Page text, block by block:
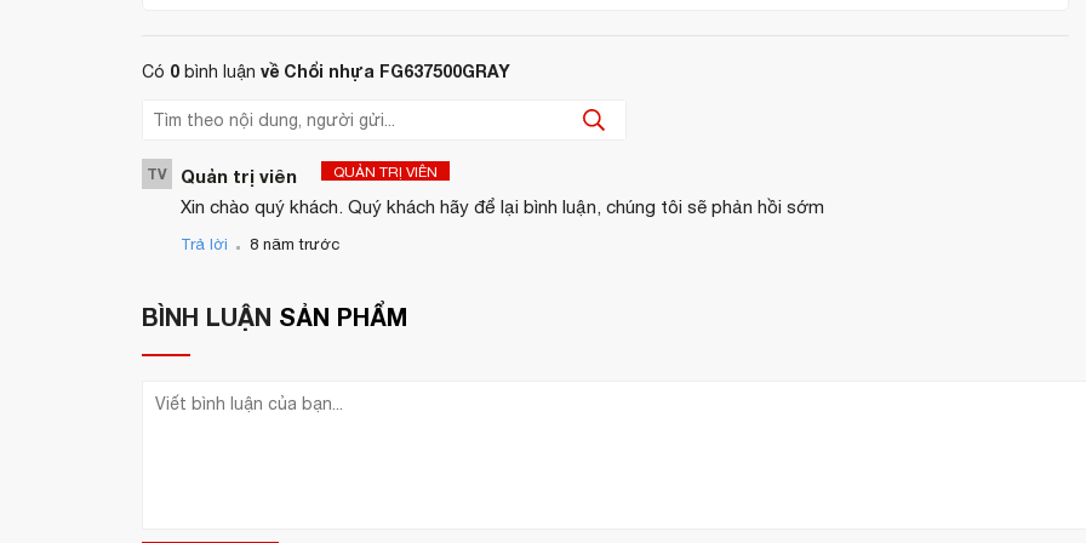
Hotline: 0944 495 054 / 0904 886 341
Website:https://hoanmyhotelsupply.com
Email:info@hoanmyhotelsupply.com
Có 0 bình luận về Chổi nhựa FG637500GRAY
TV Quản trị viên QUẢN TRỊ VIÊN
Xin chào quý khách. Quý khách hãy để lại bình luận, chúng tôi sẽ phản hồi sớm
Trả lời . 8 năm trước
BÌNH LUẬN SẢN PHẨM